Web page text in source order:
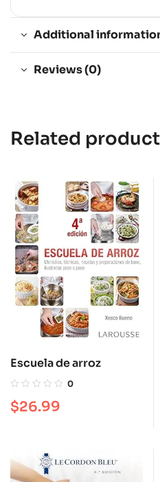
Additional
Reviews (0)
Related
Escuela de arroz
0
$26.99